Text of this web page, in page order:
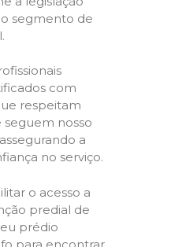
segmento de
com
respeitam
seguem nosso
a
no serviço.
o acesso a
predial de
prédio
para encontrar